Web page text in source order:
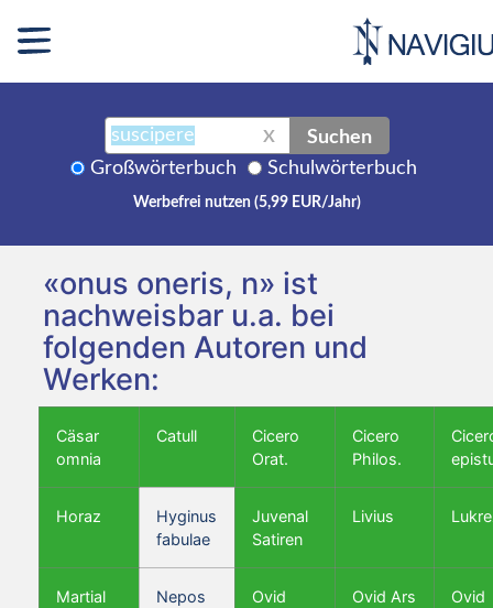
X Suchen
Großwörterbuch Schulwörterbuch
Werbefrei nutzen (5,99 EUR/Jahr)
«onus oneris, n» ist
nachweisbar u.a. bei
folgenden Autoren und
Werken:
Cäsar
omnia
Catull
Cicero
Orat.
Cicero
Philos.
Horaz
Hyginus
fabulae
Juvenal
Satiren
Livius
Martial Nepos
Ovid
Ovid Ars
Ovid